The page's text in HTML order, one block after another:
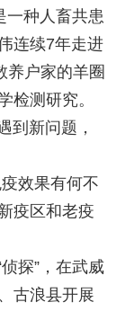
一种人畜共患
连续7年走进
养户家的羊圈
检测研究。
到新问题，
效果有何不
疫区和老疫
探”，在武威
古浪县开展